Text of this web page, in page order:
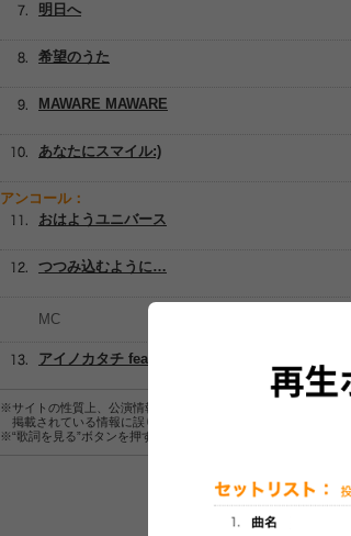
明日へ
希望のうた
MAWARE MAWARE
あなたにスマイル:)
アンコール：
おはようユニバース
つつみ込むように…
MC
アイノカタチ feat. HIDE(GReeeeN)
※サイトの性質上、公演情報およびセットリスト情報の正確性
掲載されている情報に誤りがある場合は、
※“歌詞を見る”ボタンを押すと、株式会社ページワンが運営する